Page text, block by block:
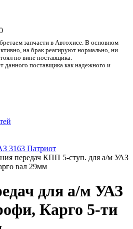
запчасти в Автохисе. В основном
на брак реагируют нормально, ни
по вине поставщика.
поставщика как надежного и
3163 Патриот
передач КПП 5-ступ. для а/м УАЗ
вал 29мм
для а/м УАЗ
Карго 5-ти